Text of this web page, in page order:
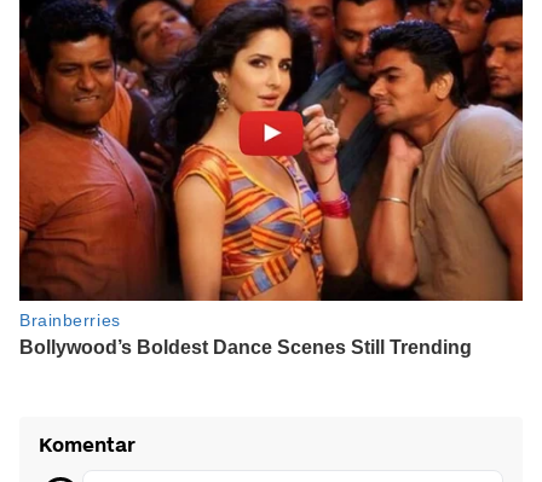
Komentar